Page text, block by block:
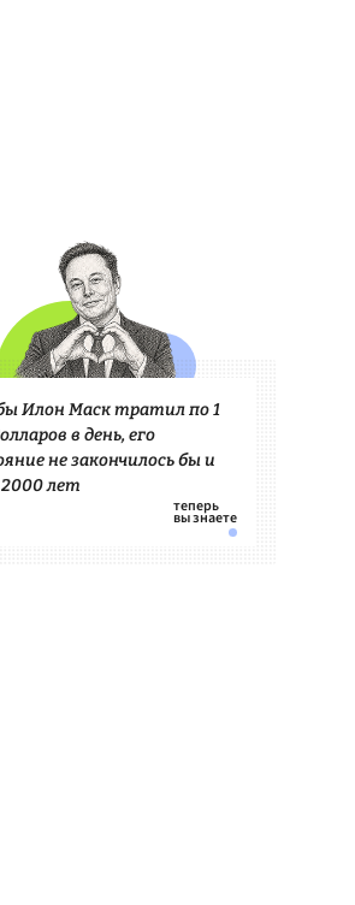
Илон Маск тратил по 1
в день, его
не закончилось бы и
2000 лет